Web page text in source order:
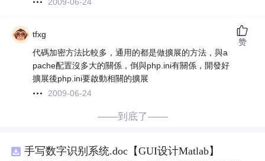
2009-06-24
tfxg
代碼加密方法比較多，通用的都是做擴展的方法，與a
pache配置沒多大的關係，倒與php.ini有關係，開發好
擴展後php.ini要啟動相關的擴展
2009-06-24
赞
——到底了——
手写数字识别系统.doc【GUI设计Matlab】